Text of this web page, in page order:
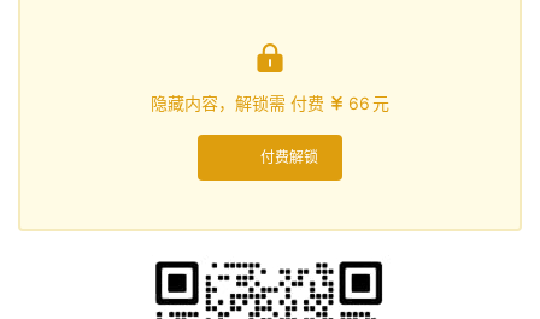

隐藏内容，解锁需 付费  66元
付费解锁